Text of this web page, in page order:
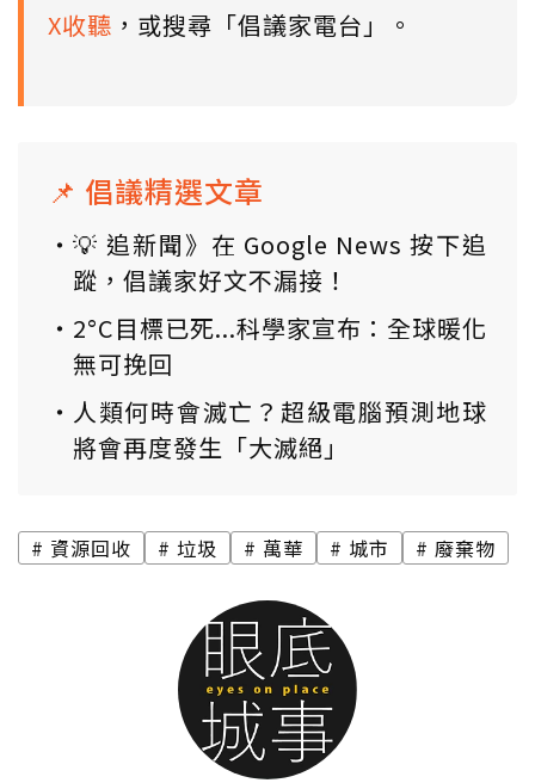
X收聽 ，或搜尋「倡議家電台」。
📌 倡議精選文章
💡 追新聞》在 Google News 按下追
蹤，倡議家好文不漏接！
2°C目標已死...科學家宣布：全球暖化
無可挽回
人類何時會滅亡？超級電腦預測地球
將會再度發生「大滅絕」
資源回收 垃圾 萬華 城市 廢棄物